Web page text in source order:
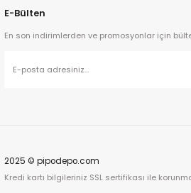
E-Bülten
En son indirimlerden ve promosyonlar için
2025 © pipodepo.com
Kredi kartı bilgileriniz SSL sertifikası ile